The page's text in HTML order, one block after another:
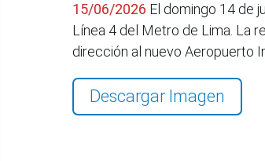
15/06/2026 El domingo 14 de
Línea 4 del Metro de Lima. La
dirección al nuevo Aeropuerto
Descargar Imagen